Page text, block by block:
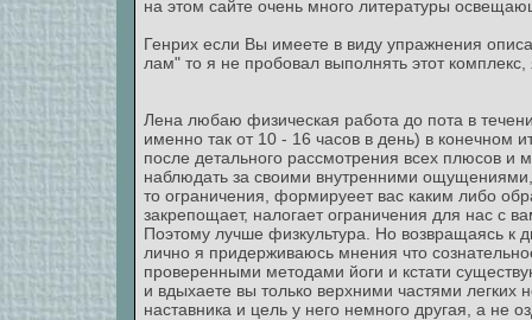
на этом сайте очень много литературы
Генрих если Вы имеете в виду упражнения
лам" то я не пробовал выполнять этот
Лена любаю физическая работа до пота в
именно так от 10 - 16 часов в день) в конечном
после детального рассмотрения всех плюсов и
наблюдать за своими внутренними ощущениями,
то ограничения, формируеет вас каким либо
закрепощает, налогает ограничения для нас с
Поэтому лучше физкультура. Но возвращаясь к
лично я придерживаюсь мнения что
проверенными методами йоги и кстати
и вдыхаете вы только верхними частями легких
наставника и цель у него немного другая, а не